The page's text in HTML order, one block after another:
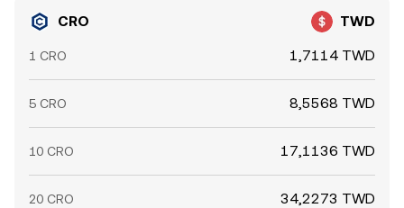
CRO TWD
1 CRO 1,7114 TWD
5 CRO 8,5568 TWD
10 CRO 17,1136 TWD
20 CRO 34,2273 TWD